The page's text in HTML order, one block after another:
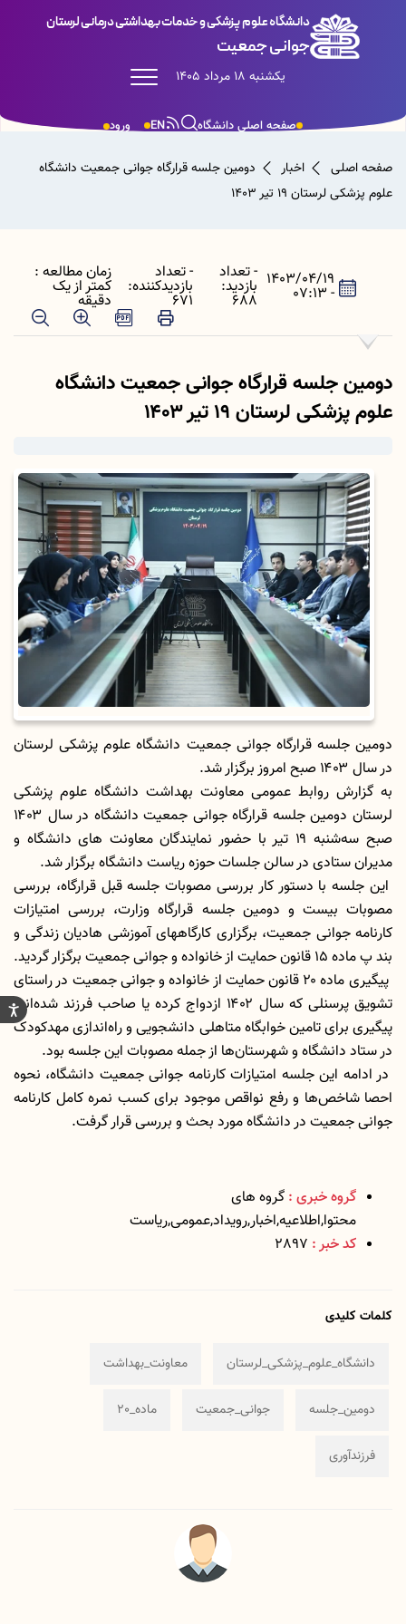
دانشگاه علوم پزشکی و خدمات بهداشتی درمانی لرستان
جوانی جمعیت
یکشنبه 18 مرداد 1405
ورود EN صفحه اصلی دانشگاه
صفحه اصلی اخبار
دومین جلسه قرارگاه جوانی جمعیت دانشگاه
علوم پزشکی لرستان 19 تیر ۱۴۰۳
1403/04/19
- 07:13
- تعداد
بازدید:
688
- تعداد
بازدیدکننده:
671
زمان مطالعه :
کمتر از یک
دقیقه
دومین جلسه قرارگاه جوانی جمعیت دانشگاه
علوم پزشکی لرستان 19 تیر ۱۴۰۳
دومین جلسه قرارگاه جوانی جمعیت دانشگاه علوم پزشکی لرستان
در سال ۱۴۰۳ صبح امروز برگزار شد.
به گزارش روابط عمومی معاونت بهداشت دانشگاه علوم پزشکی
لرستان دومین جلسه قرارگاه جوانی جمعیت دانشگاه در سال ۱۴۰۳
صبح سه‌شنبه ۱۹ تیر با حضور نمایندگان معاونت های دانشگاه و
مدیران ستادی در سالن جلسات حوزه ریاست دانشگاه برگزار شد.
این جلسه با دستور کار بررسی مصوبات جلسه قبل قرارگاه، بررسی
مصوبات بیست و دومین جلسه قرارگاه وزارت، بررسی امتیازات
کارنامه جوانی جمعیت، برگزاری کارگاههای آموزشی هادیان زندگی و
بند پ ماده ۱۵ قانون حمایت از خانواده و جوانی جمعیت برگزار گردید.
پیگیری ماده ۲۰ قانون حمایت از خانواده و جوانی جمعیت در راستای
تشویق پرسنلی که سال ۱۴۰۲ ازدواج کرده یا صاحب فرزند شده‌اند،
پیگیری برای تامین خوابگاه متاهلی دانشجویی و راه‌اندازی مهدکودک
در ستاد دانشگاه و شهرستان‌ها از جمله مصوبات این جلسه بود.
در ادامه این جلسه امتیازات کارنامه جوانی جمعیت دانشگاه، نحوه
احصا شاخص‌ها و رفع نواقص موجود برای کسب نمره کامل کارنامه
جوانی جمعیت در دانشگاه مورد بحث و بررسی قرار گرفت.
گروه خبری : گروه های
محتوا,اطلاعیه,اخبار,رویداد,عمومی,ریاست
کد خبر : 2897
کلمات کلیدی
دانشگاه_علوم_پزشکی_لرستان معاونت_بهداشت
دومین_جلسه جوانی_جمعیت ماده_20
فرزندآوری